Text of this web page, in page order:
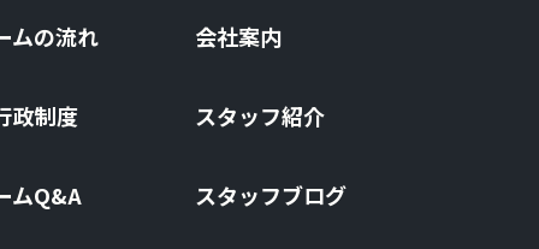
ムの流れ
政制度
ムQ&A
会社案内
スタッフ紹介
スタッフブログ